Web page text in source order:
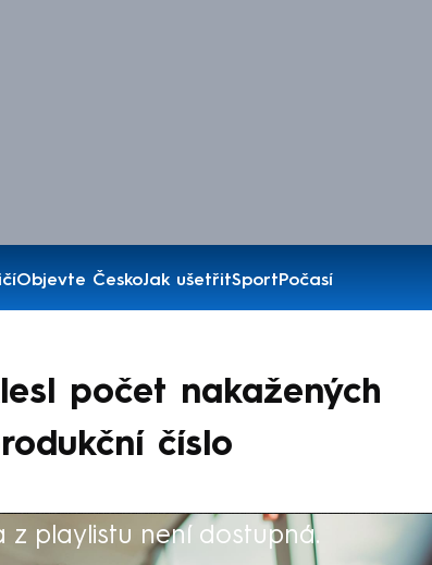
Objevte ČeskoJak ušetřitSportPočasí
počet nakažených
číslo
z playlistu není dostupná.